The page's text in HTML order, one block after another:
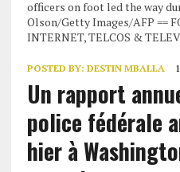
officers on foot led the way
Olson/Getty Images/AFP ==
INTERNET, TELCOS &
POSTED BY: DESTIN MBALLA
Un rapport
police fédérale
hier à